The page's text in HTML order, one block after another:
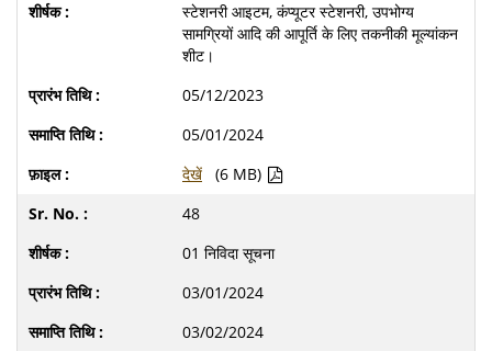
स्टेशनरी आइटम, कंप्यूटर स्टेशनरी, उपभोग्य
सामग्रियों आदि की आपूर्ति के लिए तकनीकी मूल्यांकन
शीट।
05/12/2023
05/01/2024
देखें
(6 MB)
48
01 निविदा सूचना
03/01/2024
03/02/2024